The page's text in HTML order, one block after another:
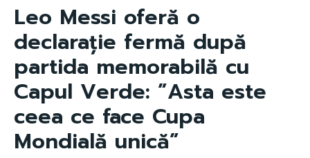
Leo Messi oferă o
declarație fermă după
partida memorabilă cu
Capul Verde: ”Asta este
ceea ce face Cupa
Mondială unică”